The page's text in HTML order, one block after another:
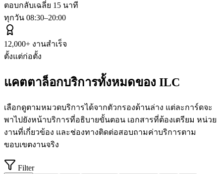
ตอบกลับเฉลี่ย 15 นาที
ทุกวัน 08:30–20:00
12,000+ งานสำเร็จ
ตั้งแต่ก่อตั้ง
แคตตาล็อกบริการทั้งหมดของ ILC
เลือกดูตามหมวดบริการได้จากตัวกรองด้านล่าง แต่ละการ์ดจะ
พาไปยังหน้าบริการที่อธิบายขั้นตอน เอกสารที่ต้องเตรียม หน่วย
งานที่เกี่ยวข้อง และช่องทางติดต่อสอบถามค่าบริการตาม
ขอบเขตงานจริง
Filter